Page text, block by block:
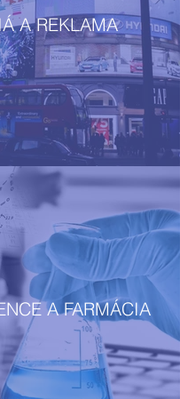
A REKLAMA
A FARMÁCIA